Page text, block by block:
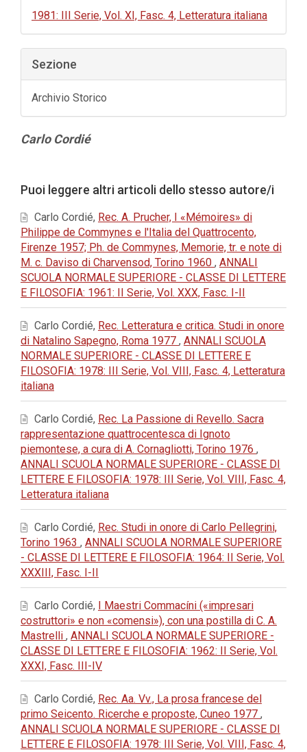
1981: III Serie, Vol. XI, Fasc. 4, Letteratura italiana
Sezione
Archivio Storico
Contenuto
Carlo Cordié
dell'articolo
Puoi leggere altri articoli dello stesso autore/i
Carlo Cordié, Rec. A. Prucher, I «Mémoires» di
Philippe de Commynes e l'Italia del Quattrocento,
Firenze 1957; Ph. de Commynes, Memorie, tr. e note di
M. c. Daviso di Charvensod, Torino 1960 , ANNALI
SCUOLA NORMALE SUPERIORE - CLASSE DI LETTERE
E FILOSOFIA: 1961: II Serie, Vol. XXX, Fasc. I-II
Carlo Cordié, Rec. Letteratura e critica. Studi in onore
di Natalino Sapegno, Roma 1977 , ANNALI SCUOLA
NORMALE SUPERIORE - CLASSE DI LETTERE E
FILOSOFIA: 1978: III Serie, Vol. VIII, Fasc. 4, Letteratura
italiana
Carlo Cordié, Rec. La Passione di Revello. Sacra
rappresentazione quattrocentesca di Ignoto
piemontese, a cura di A. Cornagliotti, Torino 1976 ,
ANNALI SCUOLA NORMALE SUPERIORE - CLASSE DI
LETTERE E FILOSOFIA: 1978: III Serie, Vol. VIII, Fasc. 4,
Letteratura italiana
Carlo Cordié, Rec. Studi in onore di Carlo Pellegrini,
Torino 1963 , ANNALI SCUOLA NORMALE SUPERIORE
- CLASSE DI LETTERE E FILOSOFIA: 1964: II Serie, Vol.
XXXIII, Fasc. I-II
Carlo Cordié, I Maestri Commacíni («impresari
costruttori» e non «comensi»), con una postilla di C. A.
Mastrelli , ANNALI SCUOLA NORMALE SUPERIORE -
CLASSE DI LETTERE E FILOSOFIA: 1962: II Serie, Vol.
XXXI, Fasc. III-IV
Carlo Cordié, Rec. Aa. Vv., La prosa francese del
primo Seicento. Ricerche e proposte, Cuneo 1977 ,
ANNALI SCUOLA NORMALE SUPERIORE - CLASSE DI
LETTERE E FILOSOFIA: 1978: III Serie, Vol. VIII, Fasc. 4,